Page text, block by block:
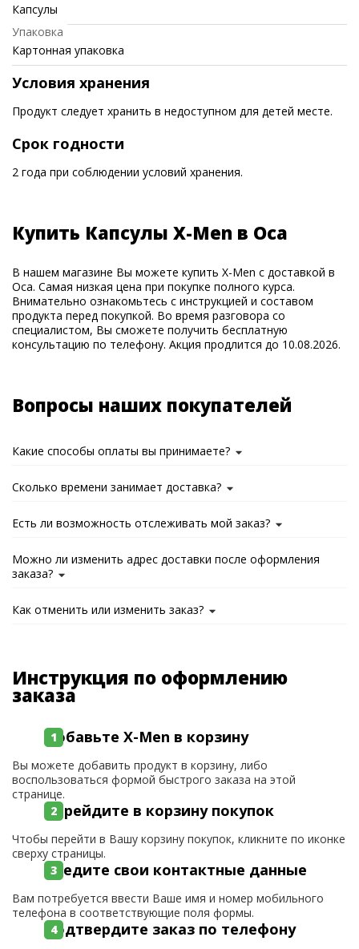
Капсулы
Упаковка
Картонная упаковка
Условия хранения
Продукт следует хранить в недоступном для детей месте.
Срок годности
2 года при соблюдении условий хранения.
Купить Капсулы X-Men в Оса
В нашем магазине Вы можете купить X-Men с доставкой в
Оса. Самая низкая цена при покупке полного курса.
Внимательно ознакомьтесь с инструкцией и составом
продукта перед покупкой. Во время разговора со
специалистом, Вы сможете получить бесплатную
консультацию по телефону. Акция продлится до 10.08.2026.
Вопросы наших покупателей
Какие способы оплаты вы принимаете?
Сколько времени занимает доставка?
Есть ли возможность отслеживать мой заказ?
Можно ли изменить адрес доставки после оформления
заказа?
Как отменить или изменить заказ?
Инструкция по оформлению
заказа
Добавьте X-Men в корзину
Вы можете добавить продукт в корзину, либо
воспользоваться формой быстрого заказа на этой
странице.
Перейдите в корзину покупок
Чтобы перейти в Вашу корзину покупок, кликните по иконке
сверху страницы.
Введите свои контактные данные
Вам потребуется ввести Ваше имя и номер мобильного
телефона в соответствующие поля формы.
Подтвердите заказ по телефону